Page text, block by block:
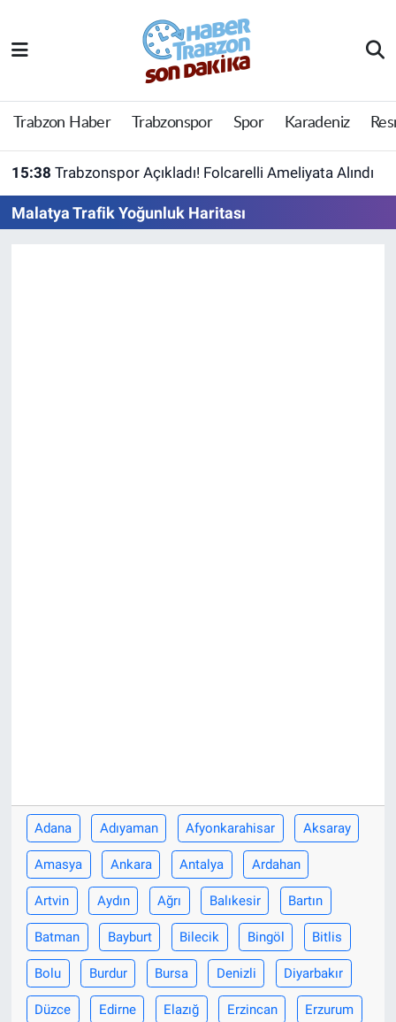
Trabzon Haber Trabzonspor Spor Karadeniz
15:38 Trabzonspor Açıkladı! Folcarelli Ameliyata Alındı
Malatya Trafik Yoğunluk Haritası
Adana Adıyaman Afyonkarahisar Aksaray
Amasya Ankara Antalya Ardahan
Artvin Aydın Ağrı Balıkesir Bartın
Batman Bayburt Bilecik Bingöl Bitlis
Bolu Burdur Bursa Denizli Diyarbakır
Düzce Edirne Elazığ Erzincan Erzurum
Trabzon Haber
Trabzonspor
Karadeniz
Trabzon Nöbetçi Eczaneler
Trabzon Hava Durumu
Trabzon Trafik Yoğunluk Haritası